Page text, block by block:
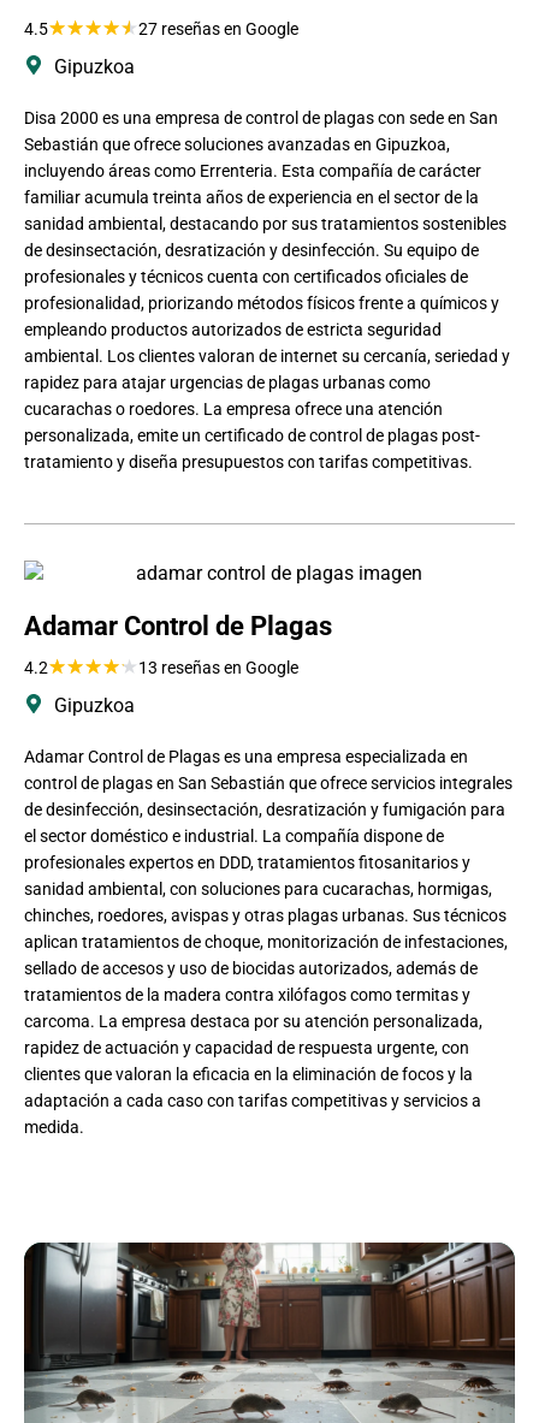
4.5★★★★★27 reseñas en Google
Gipuzkoa
Disa 2000 es una empresa de control de plagas con sede en San
Sebastián que ofrece soluciones avanzadas en Gipuzkoa,
incluyendo áreas como Errenteria. Esta compañía de carácter
familiar acumula treinta años de experiencia en el sector de la
sanidad ambiental, destacando por sus tratamientos sostenibles
de desinsectación, desratización y desinfección. Su equipo de
profesionales y técnicos cuenta con certificados oficiales de
profesionalidad, priorizando métodos físicos frente a químicos y
empleando productos autorizados de estricta seguridad
ambiental. Los clientes valoran de internet su cercanía, seriedad y
rapidez para atajar urgencias de plagas urbanas como
cucarachas o roedores. La empresa ofrece una atención
personalizada, emite un certificado de control de plagas post-
tratamiento y diseña presupuestos con tarifas competitivas.
Adamar Control de Plagas
4.2★★★★★ 13 reseñas en Google
Gipuzkoa
Adamar Control de Plagas es una empresa especializada en
control de plagas en San Sebastián que ofrece servicios integrales
de desinfección, desinsectación, desratización y fumigación para
el sector doméstico e industrial. La compañía dispone de
profesionales expertos en DDD, tratamientos fitosanitarios y
sanidad ambiental, con soluciones para cucarachas, hormigas,
chinches, roedores, avispas y otras plagas urbanas. Sus técnicos
aplican tratamientos de choque, monitorización de infestaciones,
sellado de accesos y uso de biocidas autorizados, además de
tratamientos de la madera contra xilófagos como termitas y
carcoma. La empresa destaca por su atención personalizada,
rapidez de actuación y capacidad de respuesta urgente, con
clientes que valoran la eficacia en la eliminación de focos y la
adaptación a cada caso con tarifas competitivas y servicios a
medida.